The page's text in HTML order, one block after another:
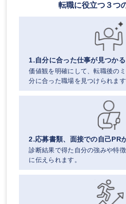
転職に役立つ３つ
1.自分に合った仕事が見つかる
価値観を明確にして、転職後の
分に合った職場を見つけられます
2.応募書類、面接での自己PR
診断結果で得た自分の強みや特
に伝えられます。